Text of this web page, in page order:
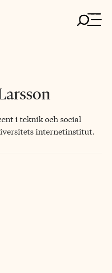
i teknik och social
internetinstitut.